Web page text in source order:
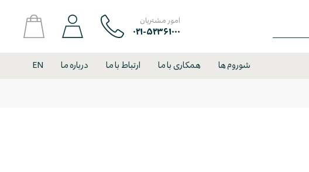
امور مشتریان
۰۲۱-۵۲۳۶۱۰۰۰
شوروم ها همکاری با ما ارتباط با ما درباره ما EN